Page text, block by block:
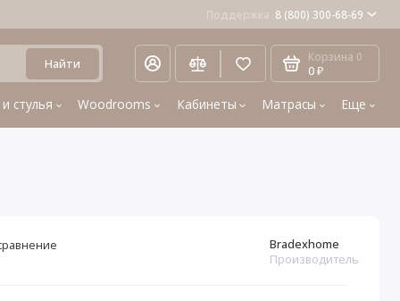
Поддержка 8 (800) 300-68-69
Найти Корзина 0
0 ₽
стулья Woodrooms Кабинеты Матрасы Еще
Bradexhome
Производитель